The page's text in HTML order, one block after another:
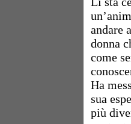
andare
donna
come
Ha
sua
più